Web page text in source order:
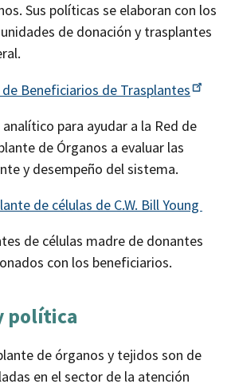
Sus políticas se elaboran con los
de donación y trasplantes
Beneficiarios de Trasplantes
para ayudar a la Red de
de Órganos a evaluar las
y desempeño del sistema.
de células de C.W. Bill Young
de células madre de donantes
con los beneficiarios.
política
de órganos y tejidos son de
en el sector de la atención